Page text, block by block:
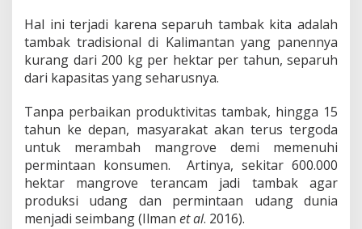
Hal ini terjadi karena separuh tambak kita adalah
tambak tradisional di Kalimantan yang panennya
kurang dari 200 kg per hektar per tahun, separuh
dari kapasitas yang seharusnya.
Tanpa perbaikan produktivitas tambak, hingga 15
tahun ke depan, masyarakat akan terus tergoda
untuk merambah mangrove demi memenuhi
permintaan konsumen. Artinya, sekitar 600.000
hektar mangrove terancam jadi tambak agar
produksi udang dan permintaan udang dunia
menjadi seimbang (Ilman et al. 2016).